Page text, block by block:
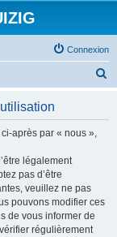
Connexion
après par « nous »,
légalement
pas d’être
veuillez ne pas
pouvons modifier ces
de vous informer de
régulièrement